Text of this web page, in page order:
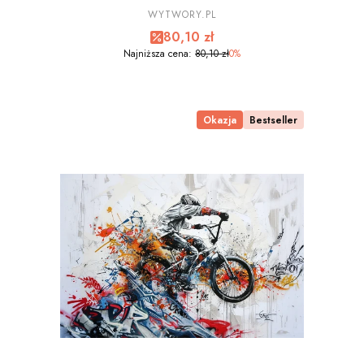
EXTREME sport, bmx
wz6 - NA WYMIAR
PRODUCENT
WYTWORY.PL
Cena promocyjna
80,10 zł
Najniższa cena: 80,10 zł0%
Okazja Bestseller